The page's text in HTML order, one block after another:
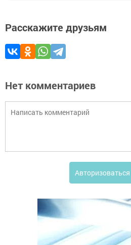
Расскажите друзьям
Нет комментариев
Авторизоваться